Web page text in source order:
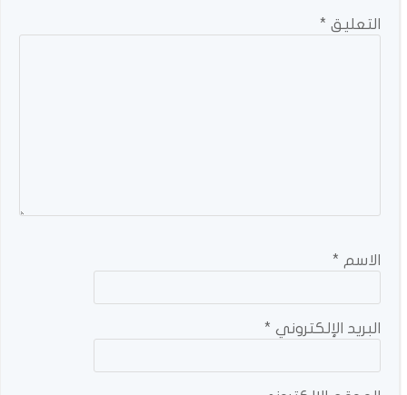
التعليق *
الاسم *
البريد الإلكتروني *